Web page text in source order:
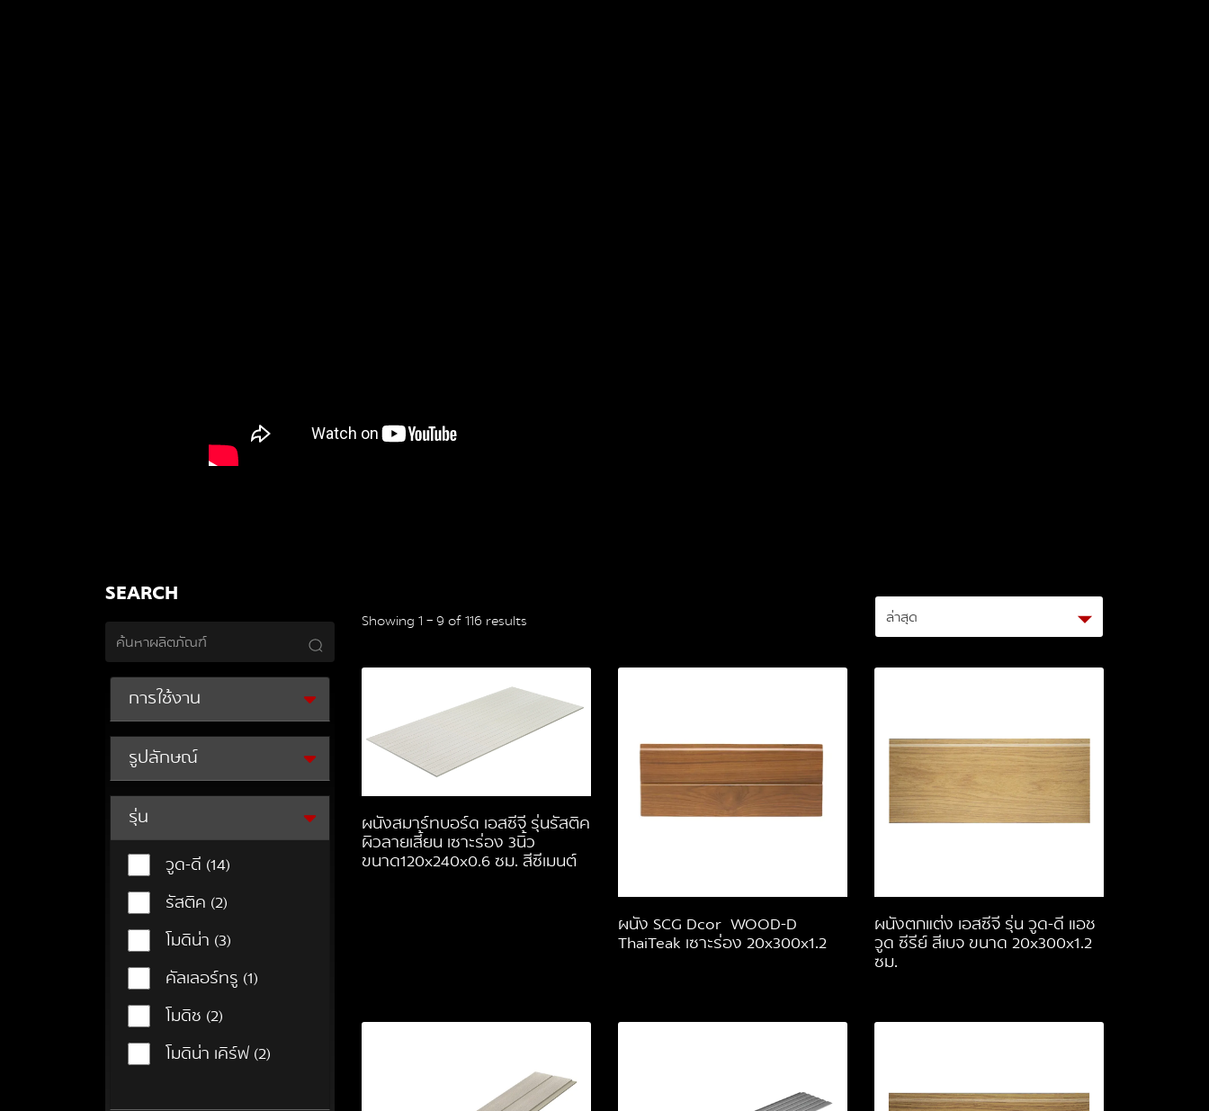
SEARCH
การใช้งาน
รูปลักษณ์
รุ่น
วูด-ดี (14)
รัสติค (2)
โมดิน่า (3)
คัลเลอร์ทรู (1)
โมดิช (2)
โมดิน่า เคิร์ฟ(2)
Showing 1 – 9 of 116 results
ผนังสมาร์ทบอร์ด เอสซีจี รุ่นรัสติค
ผิวลายเสี้ยน เซาะร่อง 3นิ้ว
ขนาด120x240x0.6 ซม. สีซีเมนต์
ผนัง SCG Dcor WOOD-D
ThaiTeak เซาะร่อง 20x300x1.2
ผนังตกแต่ง เอสซีจี รุ่น วูด-ดี แอช
วูด ซีรีย์ สีเบจ ขนาด 20x300x1.2
ซม.